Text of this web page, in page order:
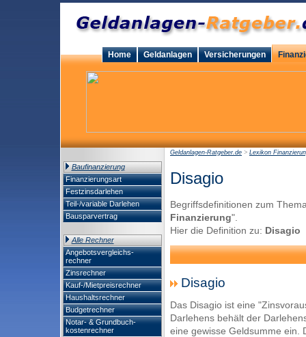
Home Geldanlagen Versicherungen
Baufinanzierung
Finanzierungsart
Festzinsdarlehen
Teil-/variable Darlehen
Bausparvertrag
Alle Rechner
Angebotsvergleichs-
rechner
Zinsrechner
Kauf-/Mietpreisrechner
Haushaltsrechner
Budgetrechner
Notar- & Grundbuch-
kostenrechner
Geldanlagen-Ratgeber.de > Lexikon
Disagio
Begriffsdefinitionen zum
Finanzierung".
Hier die Definition zu: Disagio
Disagio
Das Disagio ist eine
Darlehens behält der
eine gewisse Geldsumme ein.